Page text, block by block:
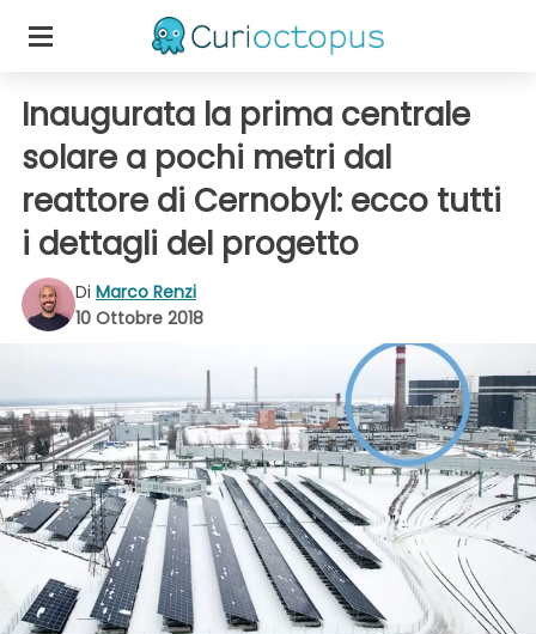
Inaugurata la prima centrale
solare a pochi metri dal
reattore di Cernobyl: ecco tutti
i dettagli del progetto
Di Marco Renzi
10 Ottobre 2018